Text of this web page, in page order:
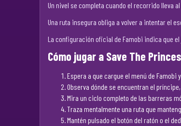
Un nivel se completa cuando el recorrido lleva
Una ruta insegura obliga a volver a intentar el
La configuración oficial de Famobi indica que
Cómo jugar a Save The
Espera a que cargue el menú de Famobi
Observa dónde se encuentran el
Mira un ciclo completo de las barreras
Traza mentalmente una ruta que
Mantén pulsado el botón del ratón o el